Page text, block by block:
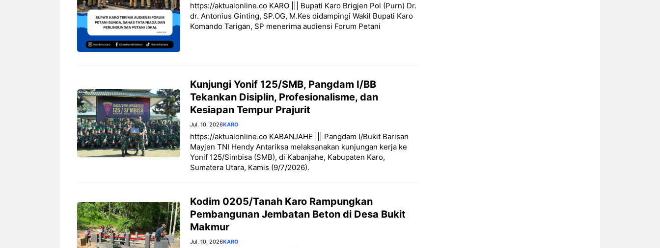
https://aktualonline.co KARO ||| Bupati Karo Brigjen Pol (Purn) Dr.
dr. Antonius Ginting, SP.OG, M.Kes didampingi Wakil Bupati Karo
Komando Tarigan, SP menerima audiensi Forum Petani
Kunjungi Yonif 125/SMB, Pangdam I/BB
Tekankan Disiplin, Profesionalisme, dan
Kesiapan Tempur Prajurit
Jul. 10, 2026KARO
https://aktualonline.co KABANJAHE ||| Pangdam I/Bukit Barisan
Mayjen TNI Hendy Antariksa melaksanakan kunjungan kerja ke
Yonif 125/Simbisa (SMB), di Kabanjahe, Kabupaten Karo,
Sumatera Utara, Kamis (9/7/2026).
Kodim 0205/Tanah Karo Rampungkan
Pembangunan Jembatan Beton di Desa Bukit
Makmur
Jul. 10, 2026KARO